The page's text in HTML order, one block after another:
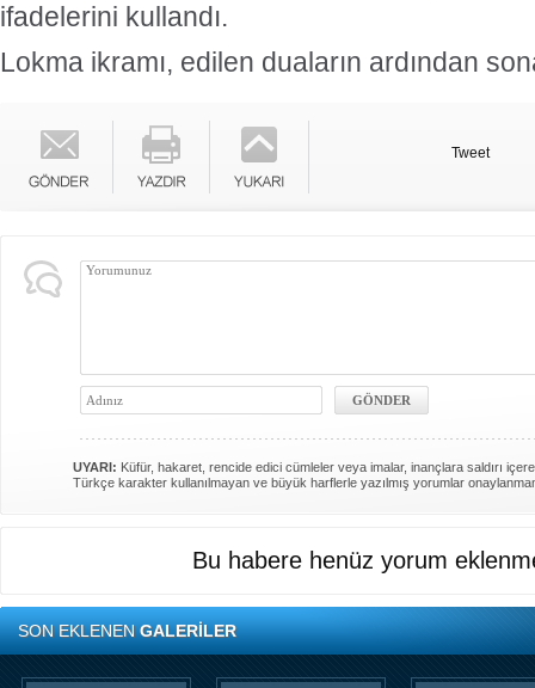
ifadelerini kullandı.
Lokma ikramı, edilen duaların ardından
Tweet
UYARI: Küfür, hakaret, rencide edici cümleler veya imalar, inançlara saldırı
Türkçe karakter kullanılmayan ve büyük harflerle yazılmış yorumlar
Bu habere henüz yorum
SON EKLENENGALERİLER